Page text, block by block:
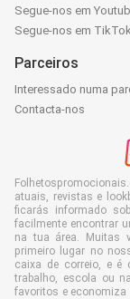
Segue-nos em
Segue-nos em
Parceiros
Interessado numa
Contacta-nos
atuais, revistas e
ficarás informado
facilmente encontrar
na tua área. Muitas
primeiro lugar no
caixa de correio, e é
trabalho, escola ou
favoritos e economiza